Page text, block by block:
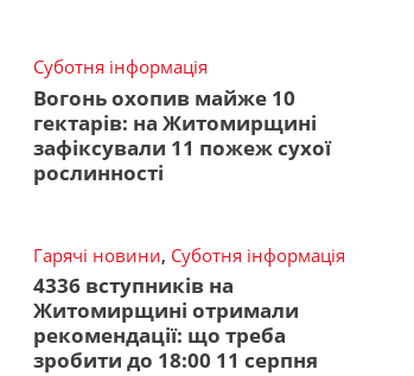
Суботня інформація
Вогонь охопив майже 10
гектарів: на Житомирщині
зафіксували 11 пожеж сухої
рослинності
Гарячі новини, Суботня інформація
4336 вступників на
Житомирщині отримали
рекомендації: що треба
зробити до 18:00 11 серпня